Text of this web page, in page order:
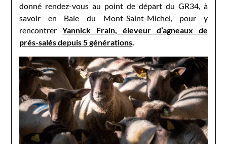
donné rendez-vous au point de départ du GR34, à
savoir en Baie du Mont-Saint-Michel, pour y
rencontrerYannick Frain, éleveur d’agneaux de
prés-salés depuis 5 générations.